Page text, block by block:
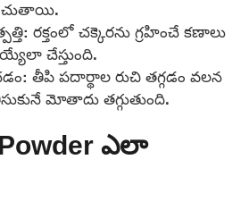
రక్తంలో చక్కెరను గ్రహించే కణాలు
చేస్తుంది.
తీపి పదార్థాల రుచి తగ్గడం వలన
మోతాదు తగ్గుతుంది.
ఎలా